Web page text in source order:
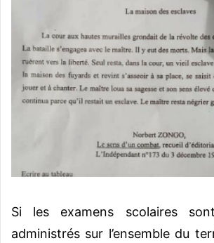
Si les examens scolaires
administrés sur l’ensemble du